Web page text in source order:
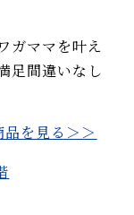
ガママを叶え
足間違いなし
を見る＞＞